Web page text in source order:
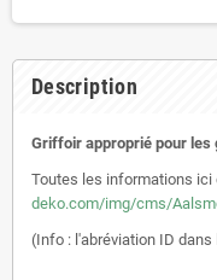
Description
Griffoir approprié pour les
Toutes les informations ici
deko.com/img/cms/
(Info : l'abréviation ID